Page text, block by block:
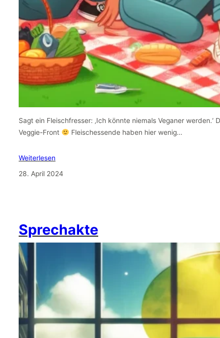
Sagt ein Fleischfresser: ‚Ich könnte niemals Veganer
Veggie-Front
Fleischessende haben hier wenig…
Weiterlesen
28. April 2024
Sprechakte